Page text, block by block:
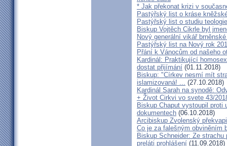
* Jak překonat krizi v
Pastýřský list o kráse
Pastýřský list o studiu teologie
Biskup Vojtěch Cikrle byl
Nový generální vikář
Pastýřský list na Nový rok
Přání k Vánocům od našeho
Kardinál: Praktikující
dostat přijímání (01.11.2018)
Biskup: "Církev nesmí mít
islamizovaná! ... (27.10.2018)
Kardinál Sarah na synodě:
+ Život Cirkvi vo svete 43/
Biskup Chaput vystoupil
dokumentech (06.10.2018)
Arcibiskup Zvolenský
Co je za falešným obviněním
Biskup Schneider: Ze
preláti prohlášení (11.09.2018)